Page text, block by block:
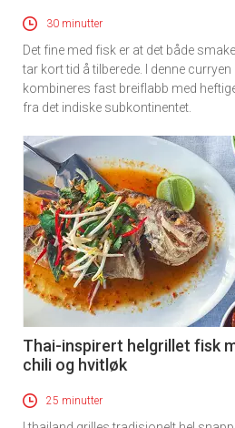
30 minutter
Det fine med fisk er at det både
tar kort tid å tilberede. I denne curryen
kombineres fast breiflabb med
fra det indiske subkontinentet.
Thai-inspirert helgrillet fisk
chili og hvitløk
25 minutter